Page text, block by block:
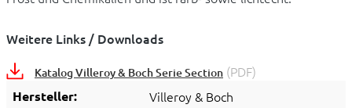
Weitere Links / Downloads
Katalog Villeroy & Boch Serie Section (PDF)
Hersteller: Villeroy & Boch